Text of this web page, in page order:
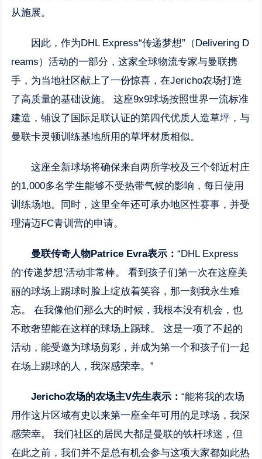
从施展。
因此，作为DHL Express“传递梦想”（Delivering D
reams）活动的一部分，这家全球物流专家与曼联携
手，为当地社区献上了一份惊喜，在Jericho农场打造
了高质量的基础设施。 这座9x9球场按照世界一流标准
建造，铺设了国际足联认证的第四代优质人造草坪，与
曼联卡灵顿训练基地所用的草坪材质相似。
这座全新球场将确保来自两所学校及三个邻近村庄
的1,000多名学生能够不受热带气候的影响，每日使用
训练场地。同时，这里全年还可承办地区性赛事，并受
理清迈FC青训营的申请。
曼联传奇人物Patrice Evra表示：“DHL Express
的‘传递梦想’活动非常棒。 看到孩子们第一次在这座美
丽的球场上踢球时脸上绽放着笑容，那一刻我永生难
忘。 在我像他们那么大的时候，我根本没有机会，也
不敢奢望能在这样的球场上踢球。 这是一项了不起的
活动，能受邀为球场剪彩，并成为第一个和孩子们一起
在场上踢球的人，我深感荣幸。”
Jericho农场的农场主V先生表示：“能将我的农场
用作这片区域有史以来第一座全年可用的足球场，我深
感荣幸。 我们社区的居民大都是曼联的铁杆球迷，但
在此之前，我们并不是总有机会参与这项大家都如此热